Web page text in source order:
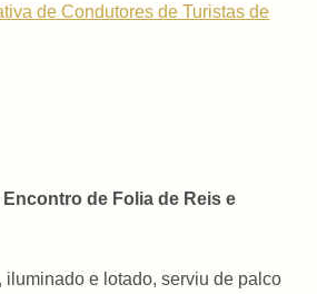
de Condutores de Turistas de
Encontro de Folia de Reis e
iluminado e lotado, serviu de palco